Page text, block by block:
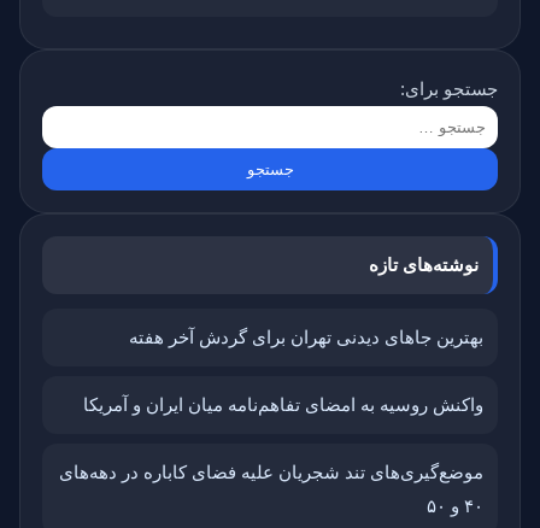
جستجو برای:
نوشته‌های تازه
بهترین جاهای دیدنی تهران برای گردش آخر هفته
واکنش روسیه به امضای تفاهم‌نامه میان ایران و آمریکا
موضع‌گیری‌های تند شجریان علیه فضای کاباره در دهه‌های
۴۰ و ۵۰